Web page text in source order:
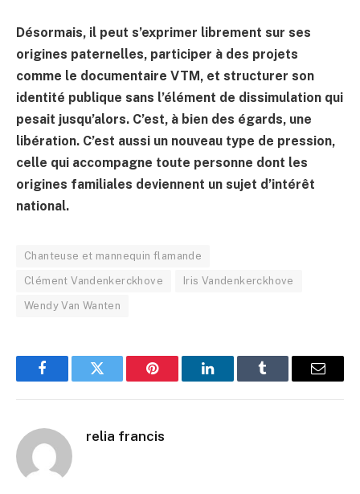
Désormais, il peut s’exprimer librement sur ses
origines paternelles, participer à des projets
comme le documentaire VTM, et structurer son
identité publique sans l’élément de dissimulation qui
pesait jusqu’alors. C’est, à bien des égards, une
libération. C’est aussi un nouveau type de pression,
celle qui accompagne toute personne dont les
origines familiales deviennent un sujet d’intérêt
national.
Chanteuse et mannequin flamande
Clément Vandenkerckhove Iris Vandenkerckhove
Wendy Van Wanten
FacebookTwitter Pinterest LinkedInTumblr Email
relia francis